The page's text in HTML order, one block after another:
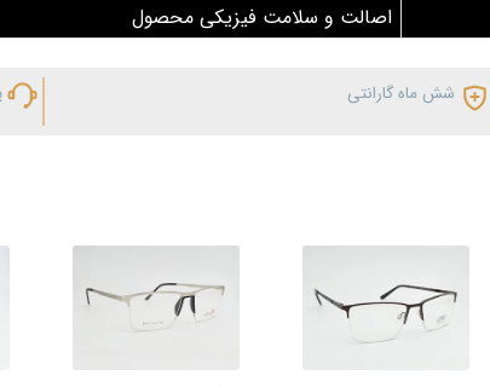
اصالت و سلامت فیزیکی محصول
شش ماه گارانتی